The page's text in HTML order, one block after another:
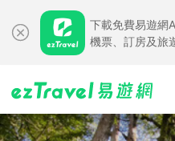
下載免費易遊網
機票、訂房及旅